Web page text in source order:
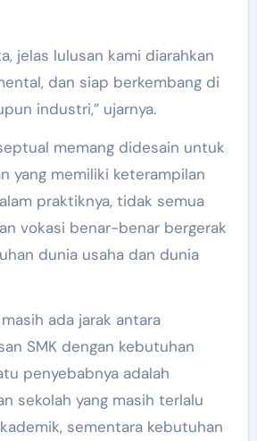
jelas lulusan kami diarahkan
dan siap berkembang di
industri,” ujarnya.
memang didesain untuk
yang memiliki keterampilan
praktiknya, tidak semua
vokasi benar-benar bergerak
dunia usaha dan dunia
ada jarak antara
SMK dengan kebutuhan
penyebabnya adalah
sekolah yang masih terlalu
sementara kebutuhan